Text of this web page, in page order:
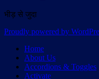
भीड़ से जुदा
Proudly powered by
Home
About Us
Accordions & Toggles
Activate